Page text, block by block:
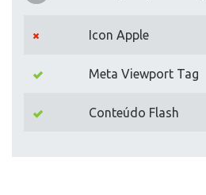
Icon Apple
Meta Viewport Tag
Conteúdo Flash